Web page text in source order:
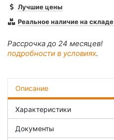
Лучшие цены
Реальное наличие на складе
Рассрочка до 24 месяцев!
подробности в условиях.
Описание
Характеристики
Документы